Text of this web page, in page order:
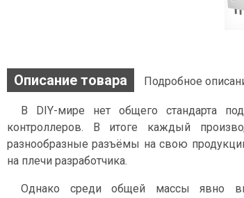
Описание товара Подробное
В DIY-мире нет общего стандарта
контроллеров. В итоге каждый
разнообразные разъёмы на свою
на плечи разработчика.
Однако среди общей массы явно